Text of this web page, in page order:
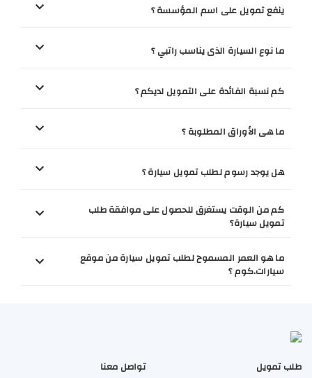
ينفع تمويل على اسم المؤسسة ؟
ما نوع السيارة الذى يناسب راتبي ؟
كم نسبة الفائدة على التمويل لديكم ؟
ما هى الأوراق المطلوبة ؟
هل يوجد رسوم لطلب تمويل سيارة ؟
كم من الوقت يستغرق للحصول على موافقة طلب
تمويل سيارة؟
ما هو العمر المسموح لطلب تمويل سيارة من موقع
سيارات.كوم ؟
طلب تمويل تواصل معنا